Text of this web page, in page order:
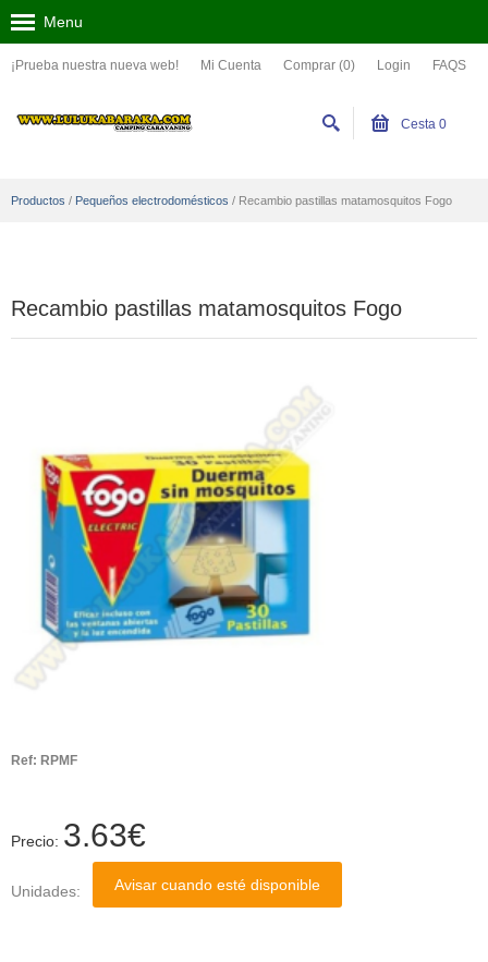
¡Prueba nuestra nueva web! Mi Cuenta Comprar (0) Login FAQS
Menu
Cesta 0
Productos / Pequeños electrodomésticos / Recambio pastillas matamosquitos Fogo
Recambio pastillas matamosquitos Fogo
Ref: RPMF
Precio: 3.63€
Unidades: Avisar cuando esté disponible